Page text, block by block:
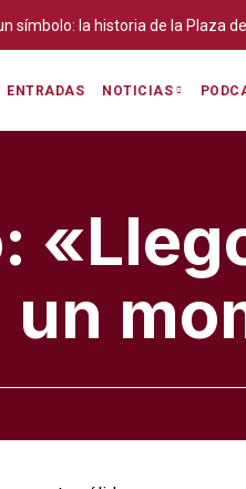
símbolo: la historia de la Plaza
ENTRADAS NOTICIAS